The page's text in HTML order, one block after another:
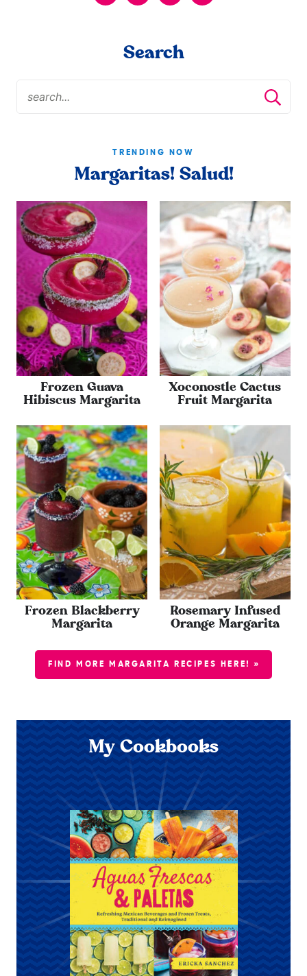
Search
TRENDING NOW
Margaritas! Salud!
Frozen Guava
Hibiscus Margarita
Xoconostle Cactus
Fruit Margarita
Frozen Blackberry
Margarita
Rosemary Infused
Orange Margarita
FIND MORE MARGARITA RECIPES HERE! »
My Cookbooks